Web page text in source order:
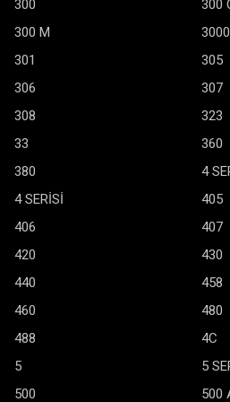
300
300
300 M
301
305
306
307
308
323
33
360
380
4
4 SERİSİ
405
406
407
420
430
440
458
460
480
488
4C
5
5
500
500